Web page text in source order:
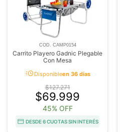
COD. CAMP0154
Carrito Playero Gadnic Plegable
Con Mesa
acuteDisponibleen 36 días
$127.271
$69.999
45% OFF
DESDE 6 CUOTAS SIN INTERÉS